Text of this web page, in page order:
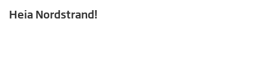
Heia Nordstrand!